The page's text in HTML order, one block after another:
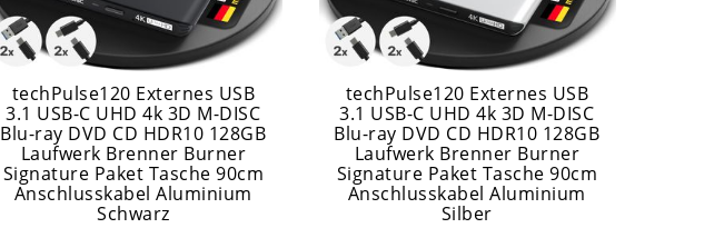
techPulse120 Externes USB
3.1 USB-C UHD 4k 3D M-DISC
Blu-ray DVD CD HDR10 128GB
Laufwerk Brenner Burner
Signature Paket Tasche 90cm
Anschlusskabel Aluminium
Schwarz
techPulse120 Externes USB
3.1 USB-C UHD 4k 3D M-DISC
Blu-ray DVD CD HDR10 128GB
Laufwerk Brenner Burner
Signature Paket Tasche 90cm
Anschlusskabel Aluminium
Silber